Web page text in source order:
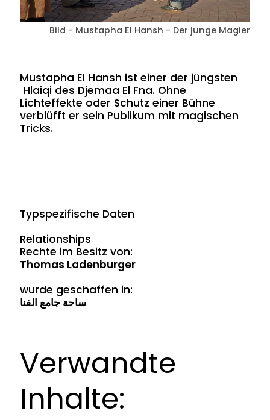
Bild - Mustapha El Hansh - Der junge Magier
Mustapha El Hansh ist einer der jüngsten
Hlaiqi des Djemaa El Fna. Ohne
Lichteffekte oder Schutz einer Bühne
verblüfft er sein Publikum mit magischen
Tricks.
Typspezifische Daten
Relationships
Rechte im Besitz von:
Thomas Ladenburger
wurde geschaffen in:
ساحة جامع الفنا
Verwandte
Inhalte: